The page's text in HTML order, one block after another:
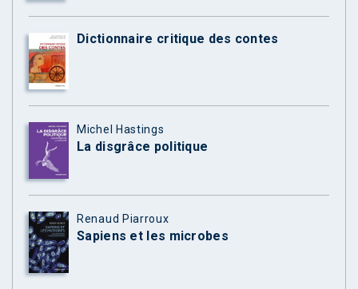
Dictionnaire critique des contes
Michel Hastings
La disgrâce politique
Renaud Piarroux
Sapiens et les microbes